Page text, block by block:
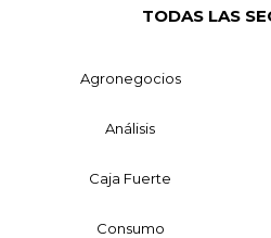
TODAS LAS
Agronegocios
Análisis
Caja Fuerte
Consumo